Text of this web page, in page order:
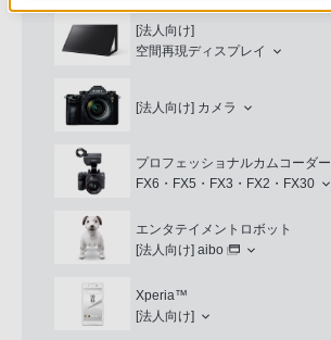
[法人向け]
空間再現ディスプレイ
[法人向け] カメラ
プロフェッショナルカムコーダー
FX6・FX5・FX3・FX2・FX30
エンタテイメントロボット
[法人向け] aibo
Xperia™
[法人向け]